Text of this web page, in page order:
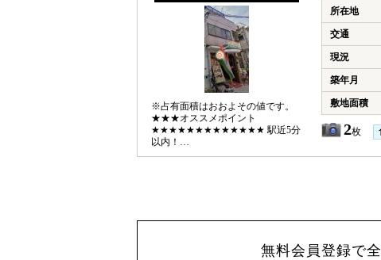
※占有面積はおおよその値です。
★★★オススメポイント
★★★★★★★★★★★★★ 駅近5分
以内！
★★★★★★★★★★★★★★★★★★★★★★★★
所在地
交通
現況
築年月
敷地面積
2枚
無料会員登録で全